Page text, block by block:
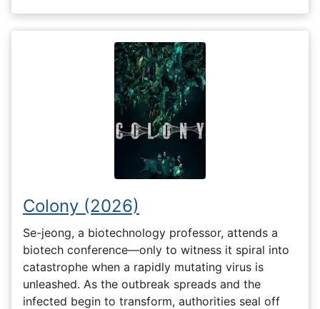
Colony (2026)
Se-jeong, a biotechnology professor, attends a
biotech conference—only to witness it spiral into
catastrophe when a rapidly mutating virus is
unleashed. As the outbreak spreads and the
infected begin to transform, authorities seal off